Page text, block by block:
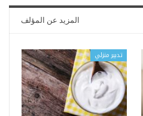
المزيد عن المؤلف
تدبير منزلي